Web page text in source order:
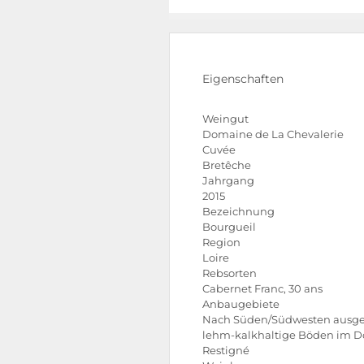
Eigenschaften
Weingut
Domaine de La Chevalerie
Cuvée
Bretêche
Jahrgang
2015
Bezeichnung
Bourgueil
Region
Loire
Rebsorten
Cabernet Franc, 30 ans
Anbaugebiete
Nach Süden/Südwesten
lehm-kalkhaltige Böden im
Restigné